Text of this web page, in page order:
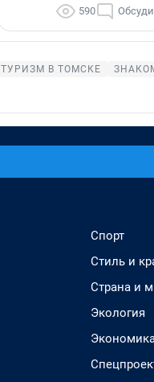
590
ТУРИЗМ В ТОМСКЕ
Спорт
Стиль и
Страна и
Экология